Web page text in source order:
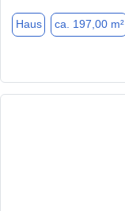
Haus ca. 197,00 m²